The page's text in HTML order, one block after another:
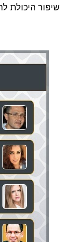
שיפור היכולת